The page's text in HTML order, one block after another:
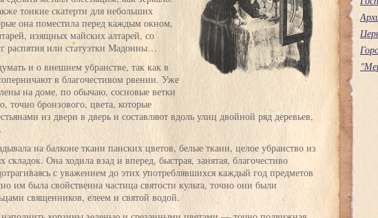
тонкие скатерти для небольших
она поместила перед каждым окном,
изящных майских алтарей, со
распятия или статуэтки Мадонны…
и о внешнем убранстве, так как в
в благочестивом рвении. Уже
на доме, по обычаю, сосновые ветки
точно бронзового, цвета, которые
из двери в дверь и составляют вдоль улиц двойной ряд деревьев,
на балконе ткани панских цветов, белые ткани, целое убранство из
складок. Она ходила взад и вперед, быстрая, занятая, благочестиво
с уважением до этих употреблявшихся каждый год предметов
им была свойственна частица святости культа, точно они были
священников, елеем и святой водой.